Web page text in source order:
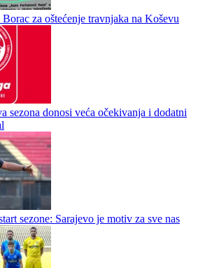
direktnom TV prenosu. Nakon što je
BSK sa 2:1, Sarajevo i Radnik...
lige: Mislim da je lošija nego prošle sezone
za oštećenje travnjaka na Koševu